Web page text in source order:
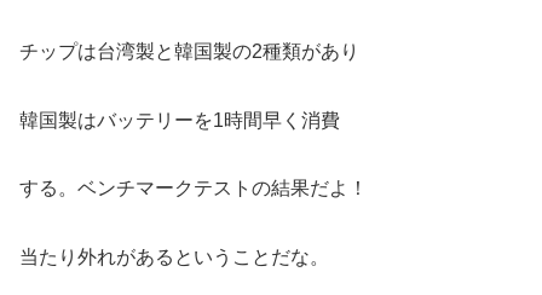
チップは台湾製と韓国製の2種類があり
韓国製はバッテリーを1時間早く消費
する。ベンチマークテストの結果だよ！
当たり外れがあるということだな。